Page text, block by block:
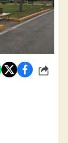
شارك